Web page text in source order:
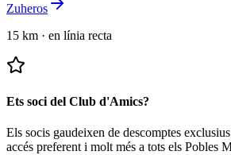
Zuheros
15 km · en línia recta
Ets soci del Club d'Amics?
Els socis gaudeixen de descomptes
accés preferent i molt més a tots els Pobles